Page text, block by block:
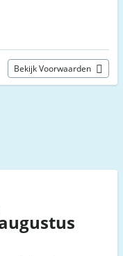
Bekijk Voorwaarden